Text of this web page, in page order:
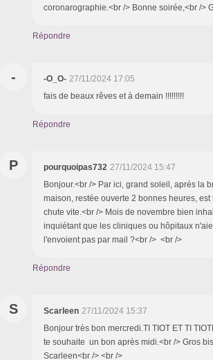
coronarographie.<br /> Bonne soirée,<br /
Répondre
- -O_O- 27/11/2024 17:05
fais de beaux rêves et à demain !!!!!!!!!
Répondre
P pourquoipas732 27/11/2024 15:47
Bonjour.<br /> Par ici, grand soleil, après la
maison, restée ouverte 2 bonnes heures,
chute vite.<br /> Mois de novembre bien
inquiétant que les cliniques ou hôpitaux
l'envoient pas par mail ?<br /> <br />
Répondre
S Scarleen 27/11/2024 15:37
Bonjour très bon mercredi.TI TIOT ET TI
te souhaite un bon après midi.<br /> Gros
Scarleen<br /> <br />